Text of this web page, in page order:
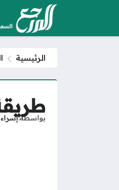
الرئيسية
بواسطة